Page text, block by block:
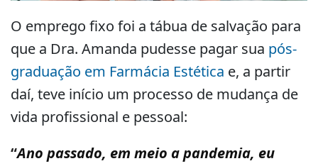
O emprego fixo foi a tábua de salvação para
que a Dra. Amanda pudesse pagar sua pós-
graduação em Farmácia Estética e, a partir
daí, teve início um processo de mudança de
vida profissional e pessoal:
“Ano passado, em meio a pandemia, eu